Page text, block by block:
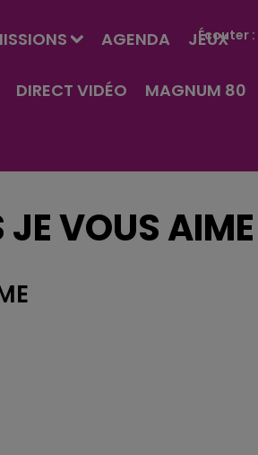
AGENDA JEUX
DIRECT VIDÉO MAGNUM 80
Écouter :
VOUS AIME